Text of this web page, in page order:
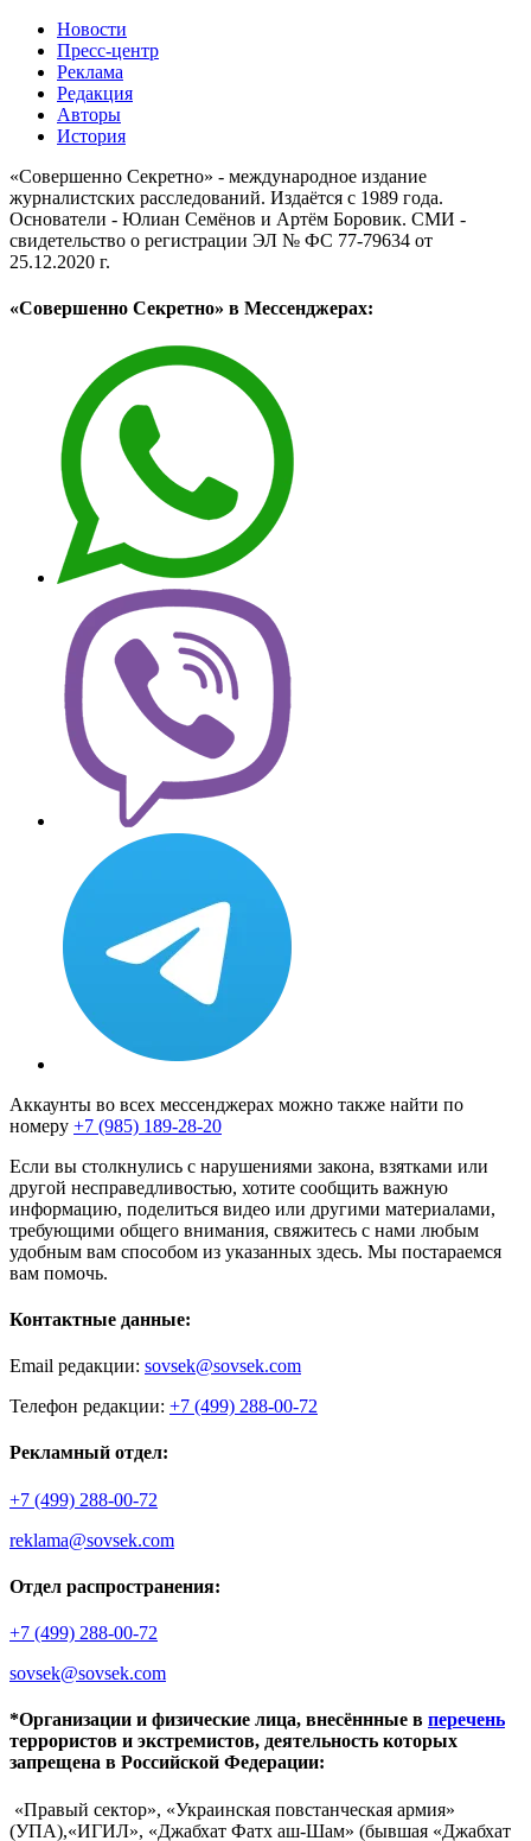
Новости
Пресс-центр
Реклама
Редакция
Авторы
История
«Совершенно Секретно» - международное издание
журналистских расследований. Издаётся с 1989 года.
Основатели - Юлиан Семёнов и Артём Боровик. CМИ -
свидетельство о регистрации ЭЛ № ФС 77-79634 от
25.12.2020 г.
«Совершенно Секретно» в Мессенджерах:
Аккаунты во всех мессенджерах можно также найти по
номеру +7 (985) 189-28-20
Если вы столкнулись с нарушениями закона, взятками или
другой несправедливостью, хотите сообщить важную
информацию, поделиться видео или другими материалами,
требующими общего внимания, свяжитесь с нами любым
удобным вам способом из указанных здесь. Мы постараемся
вам помочь.
Контактные данные:
Email редакции: sovsek@sovsek.com
Телефон редакции: +7 (499) 288-00-72
Рекламный отдел:
+7 (499) 288-00-72
reklama@sovsek.com
Отдел распространения:
+7 (499) 288-00-72
sovsek@sovsek.com
*Организации и физические лица, внесённные в перечень
террористов и экстремистов, деятельность которых
запрещена в Российской Федерации:
«Правый сектор», «Украинская повстанческая армия»
(УПА),«ИГИЛ», «Джабхат Фатх аш-Шам» (бывшая «Джабхат